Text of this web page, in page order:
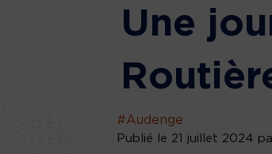
Une
#Audenge
Publié le 21 juillet 2024